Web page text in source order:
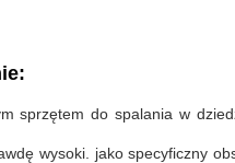
sprzętem do spalania w
wysoki. jako specyficzny